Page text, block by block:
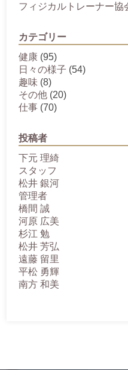
フィジカルトレーナー協
カテゴリー
健康 (95)
日々の様子 (54)
趣味 (8)
その他 (20)
仕事 (70)
投稿者
下元 理綺
スタッフ
松井 銀河
管理者
橋間 誠
河原 広美
杉江 勉
松井 芳弘
遠藤 留里
平松 勇輝
南方 和美